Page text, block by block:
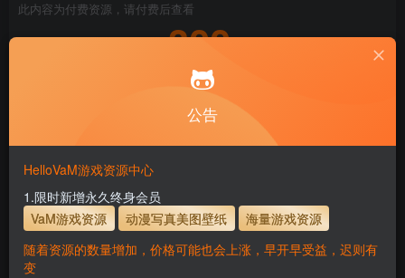
此内容为付费资源，请付费后查看
300
永久至尊会员终生有效
会员免费下载资源
主流网盘——高速下载
支付页面打不开或支付后不跳转请联系QQ：3317425885
服装使用教程
解压密码 www.hellovam.com
公告
HelloVaM游戏资源中心
1.限时新增永久终身会员
VaM游戏资源
动漫写真美图壁纸
海量游戏资源
随着资源的数量增加，价格可能也会上涨，早开早受益，迟则有
变